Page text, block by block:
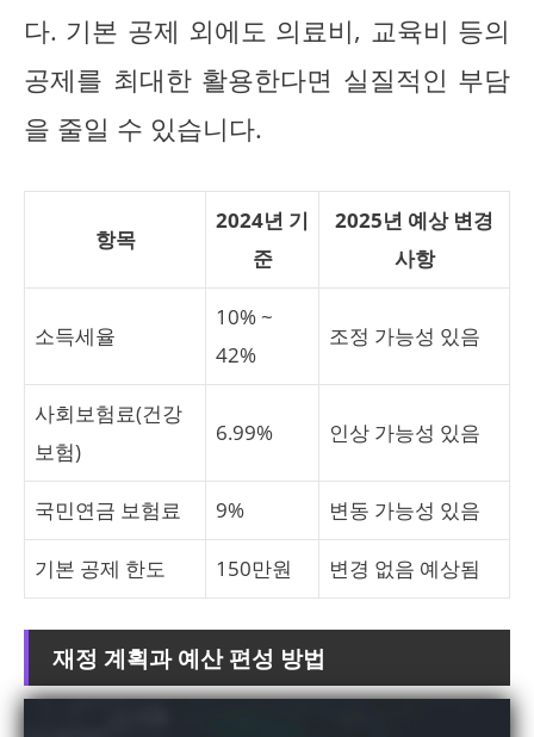
다. 기본 공제 외에도 의료비, 교육비 등의
공제를 최대한 활용한다면 실질적인 부담
을 줄일 수 있습니다.
항목
2024년 기
준
2025년 예상 변경
사항
소득세율
10% ~
42%
조정 가능성 있음
사회보험료(건강
보험)
6.99% 인상 가능성 있음
국민연금 보험료 9% 변동 가능성 있음
기본 공제 한도 150만원 변경 없음 예상됨
재정 계획과 예산 편성 방법